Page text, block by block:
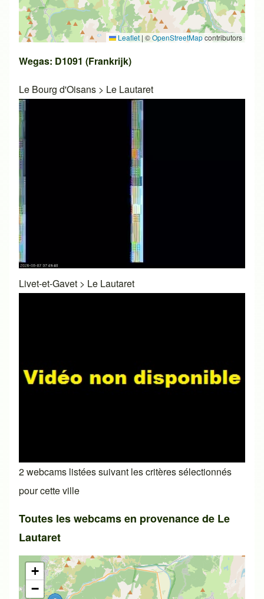
Leaflet | ©OpenStreetMapcontributors
Wegas: D1091 (Frankrijk)
Le Bourg d'Oisans > Le Lautaret
Livet-et-Gavet > Le Lautaret
2 webcams listées suivant les critères sélectionnés
pour cette ville
Toutes les webcams en provenance de Le
Lautaret
+
−